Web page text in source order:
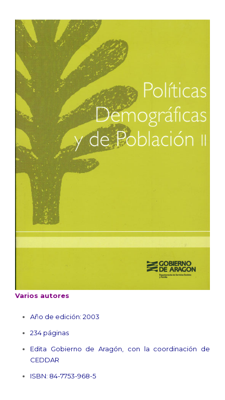
Varios autores
Año de edición: 2003
234 páginas
Edita Gobierno de Aragón, con la coordinación de
CEDDAR
ISBN: 84-7753-968-5